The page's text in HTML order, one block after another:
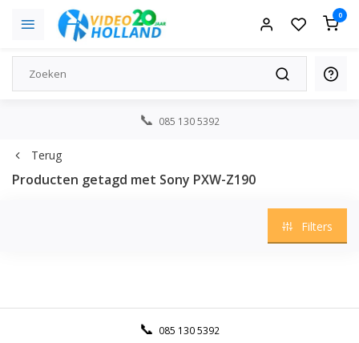
0
085 130 5392
Terug
Producten getagd met Sony PXW-Z190
Filters
085 130 5392